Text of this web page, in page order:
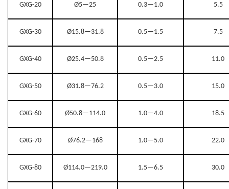
GXG-20 Ø5—25 0.3—1.0 5.5
GXG-30 Ø15.8—31.8 0.5—1.5 7.5
GXG-40 Ø25.4—50.8 0.5—2.5 11.0
GXG-50 Ø31.8—76.2 0.5—3.0 15.0
GXG-60 Ø50.8—114.0 1.0—4.0 18.5
GXG-70 Ø76.2—168 1.0—5.0 22.0
GXG-80 Ø114.0—219.0 1.5—6.5 30.0